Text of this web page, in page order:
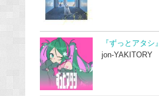
『ずっとアタシ』
jon-YAKITORY